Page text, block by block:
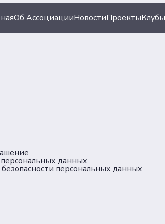
Об АссоциацииНовостиПроектыКлубы
персональных данных
персональных данных